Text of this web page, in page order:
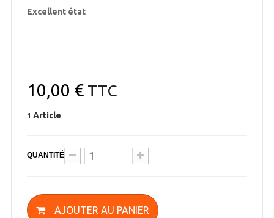
Excellent état
10,00 €TTC
1 Article
QUANTITÉ
AJOUTER AU PANIER